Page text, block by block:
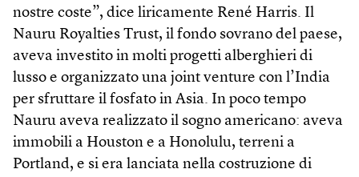
nostre coste”, dice liricamente René Harris. Il
Nauru Royalties Trust, il fondo sovrano del paese,
aveva investito in molti progetti alberghieri di
lusso e organizzato una joint venture con l’India
per sfruttare il fosfato in Asia. In poco tempo
Nauru aveva realizzato il sogno americano: aveva
immobili a Houston e a Honolulu, terreni a
Portland, e si era lanciata nella costruzione di